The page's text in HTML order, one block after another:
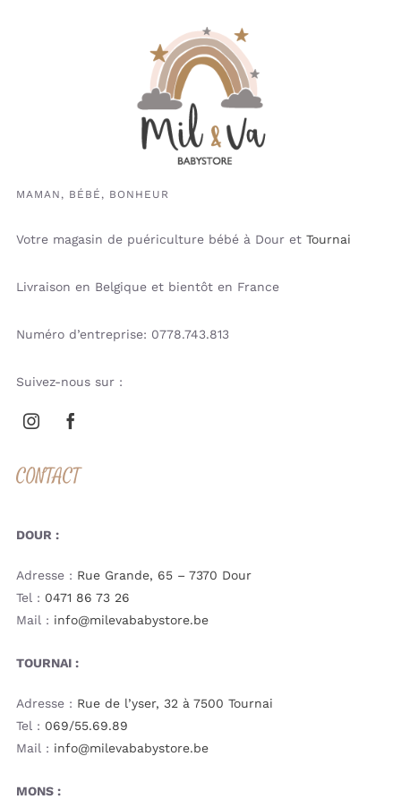
MAMAN, BÉBÉ, BONHEUR
Votre magasin de puériculture bébé à Dour et Tournai
Livraison en Belgique et bientôt en France
Numéro d’entreprise: 0778.743.813
Suivez-nous sur :
CONTACT
DOUR :
Adresse : Rue Grande, 65 – 7370 Dour
Tel : 0471 86 73 26
Mail : info@milevababystore.be
TOURNAI :
Adresse : Rue de l’yser, 32 à 7500 Tournai
Tel : 069/55.69.89
Mail : info@milevababystore.be
MONS :